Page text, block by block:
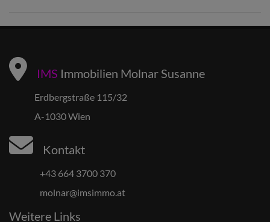
IMS Immobilien Molnar Susanne
Erdbergstraße 115/32
A-1030 Wien
Kontakt
+43 664 3700 370
molnar@imsimmo.at
Weitere Links